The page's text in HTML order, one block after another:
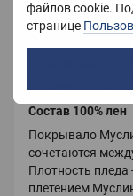
файлов cookie.
странице
Описание
Состав 100% лен
Покрывало
сочетаются
Плотность
плетением